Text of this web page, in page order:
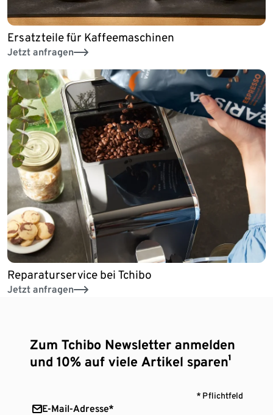
Ersatzteile für Kaffeemaschinen
Jetzt anfragen
Reparaturservice bei Tchibo
Jetzt anfragen
Zum Tchibo Newsletter anmelden
und 10% auf viele Artikel sparen¹
* Pflichtfeld
E-Mail-Adresse*